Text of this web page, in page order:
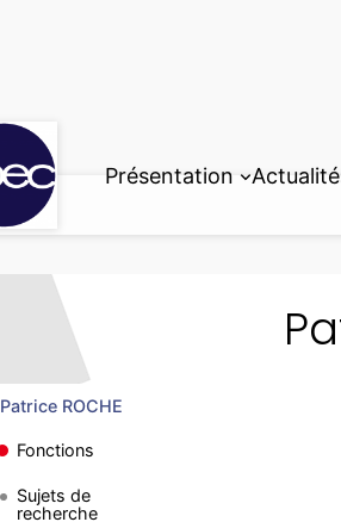
Présentation
Patrice ROCHE
Fonctions
Sujets de
recherche